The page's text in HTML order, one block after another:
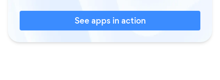
See apps in action